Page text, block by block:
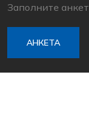
Заполните
АНКЕТА